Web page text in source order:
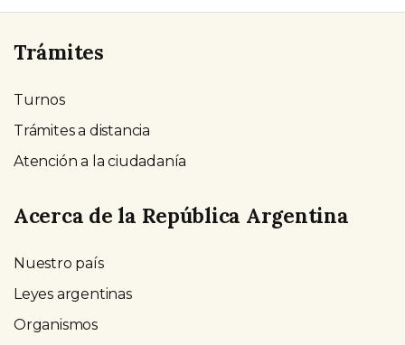
Trámites
Turnos
Trámites a distancia
Atención a la ciudadanía
Acerca de la República Argentina
Nuestro país
Leyes argentinas
Organismos